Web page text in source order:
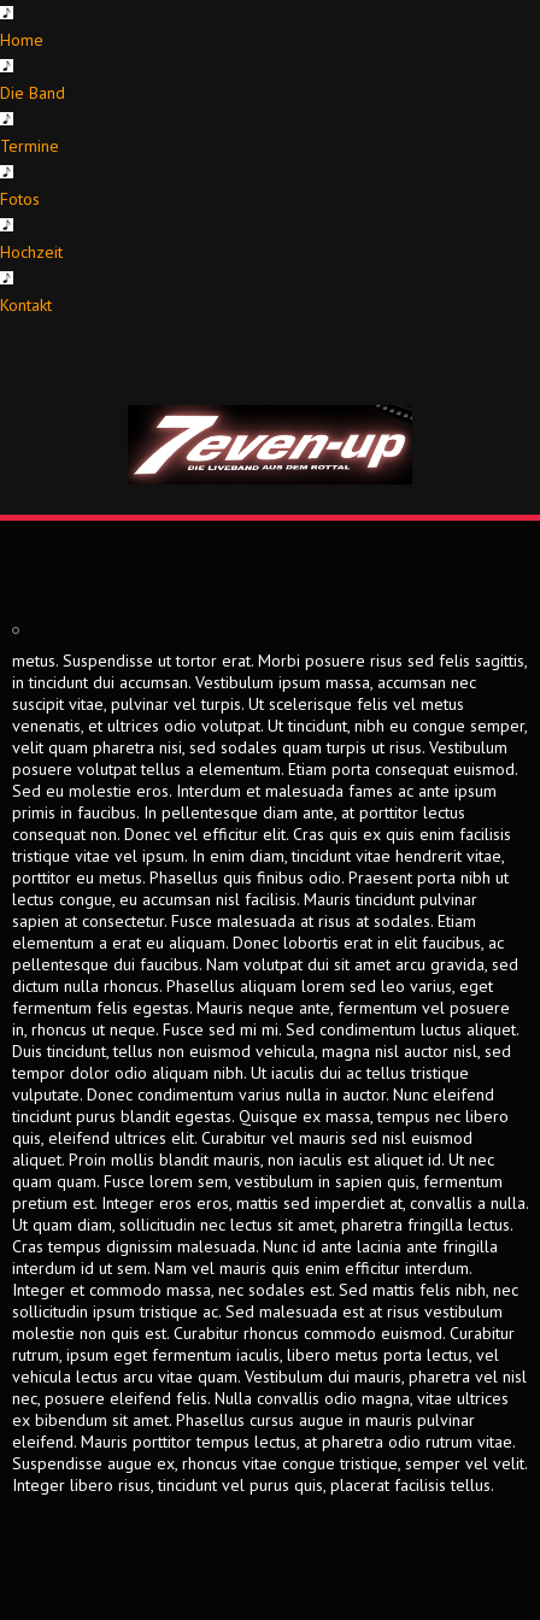
Home
Die Band
Termine
Fotos
Hochzeit
Kontakt
metus. Suspendisse ut tortor erat. Morbi posuere risus sed felis sagittis,
in tincidunt dui accumsan. Vestibulum ipsum massa, accumsan nec
suscipit vitae, pulvinar vel turpis. Ut scelerisque felis vel metus
venenatis, et ultrices odio volutpat. Ut tincidunt, nibh eu congue semper,
velit quam pharetra nisi, sed sodales quam turpis ut risus. Vestibulum
posuere volutpat tellus a elementum. Etiam porta consequat euismod.
Sed eu molestie eros. Interdum et malesuada fames ac ante ipsum
primis in faucibus. In pellentesque diam ante, at porttitor lectus
consequat non. Donec vel efficitur elit. Cras quis ex quis enim facilisis
tristique vitae vel ipsum. In enim diam, tincidunt vitae hendrerit vitae,
porttitor eu metus. Phasellus quis finibus odio. Praesent porta nibh ut
lectus congue, eu accumsan nisl facilisis. Mauris tincidunt pulvinar
sapien at consectetur. Fusce malesuada at risus at sodales. Etiam
elementum a erat eu aliquam. Donec lobortis erat in elit faucibus, ac
pellentesque dui faucibus. Nam volutpat dui sit amet arcu gravida, sed
dictum nulla rhoncus. Phasellus aliquam lorem sed leo varius, eget
fermentum felis egestas. Mauris neque ante, fermentum vel posuere
in, rhoncus ut neque. Fusce sed mi mi. Sed condimentum luctus aliquet.
Duis tincidunt, tellus non euismod vehicula, magna nisl auctor nisl, sed
tempor dolor odio aliquam nibh. Ut iaculis dui ac tellus tristique
vulputate. Donec condimentum varius nulla in auctor. Nunc eleifend
tincidunt purus blandit egestas. Quisque ex massa, tempus nec libero
quis, eleifend ultrices elit. Curabitur vel mauris sed nisl euismod
aliquet. Proin mollis blandit mauris, non iaculis est aliquet id. Ut nec
quam quam. Fusce lorem sem, vestibulum in sapien quis, fermentum
pretium est. Integer eros eros, mattis sed imperdiet at, convallis a nulla.
Ut quam diam, sollicitudin nec lectus sit amet, pharetra fringilla lectus.
Cras tempus dignissim malesuada. Nunc id ante lacinia ante fringilla
interdum id ut sem. Nam vel mauris quis enim efficitur interdum.
Integer et commodo massa, nec sodales est. Sed mattis felis nibh, nec
sollicitudin ipsum tristique ac. Sed malesuada est at risus vestibulum
molestie non quis est. Curabitur rhoncus commodo euismod. Curabitur
rutrum, ipsum eget fermentum iaculis, libero metus porta lectus, vel
vehicula lectus arcu vitae quam. Vestibulum dui mauris, pharetra vel nisl
nec, posuere eleifend felis. Nulla convallis odio magna, vitae ultrices
ex bibendum sit amet. Phasellus cursus augue in mauris pulvinar
eleifend. Mauris porttitor tempus lectus, at pharetra odio rutrum vitae.
Suspendisse augue ex, rhoncus vitae congue tristique, semper vel velit.
Integer libero risus, tincidunt vel purus quis, placerat facilisis tellus.